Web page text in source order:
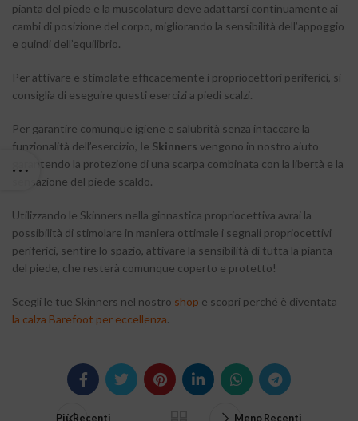
pianta del piede e la muscolatura deve adattarsi continuamente ai
cambi di posizione del corpo, migliorando la sensibilità dell’appoggio
e quindi dell’equilibrio.
Per attivare e stimolate efficacemente i propriocettori periferici, si
consiglia di eseguire questi esercizi a piedi scalzi.
Per garantire comunque igiene e salubrità senza intaccare la
funzionalità dell’esercizio, le Skinners vengono in nostro aiuto
garantendo la protezione di una scarpa combinata con la libertà e la
sensazione del piede scaldo.
Utilizzando le Skinners nella ginnastica propriocettiva avrai la
possibilità di stimolare in maniera ottimale i segnali propriocettivi
periferici, sentire lo spazio, attivare la sensibilità di tutta la pianta
del piede, che resterà comunque coperto e protetto!
Scegli le tue Skinners nel nostro shop e scopri perché è diventata
la calza Barefoot per eccellenza.
Più Recenti Meno Recenti